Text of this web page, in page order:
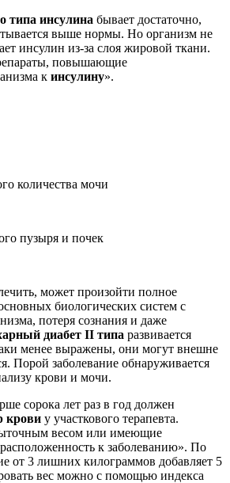
типа инсулина бывает достаточно,
выше нормы. Но организм не
инсулин из-за слоя жировой ткани.
повышающие
к инсулину».
количества мочи
пузыря и почек
может произойти полное
биологических систем с
потеря сознания и даже
диабет II типа развивается
менее выражены, они могут внешне
Порой заболевание обнаруживается
крови и мочи.
сорока лет раз в год должен
крови у участкового терапевта.
весом или имеющие
к заболеванию». По
от 3 лишних килограммов добавляет 5
вес можно с помощью индекса